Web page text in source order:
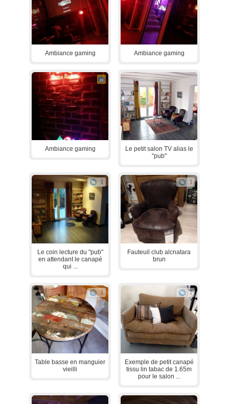
Ambiance gaming Ambiance gaming
Ambiance gaming
Le petit salon TV alias le
"pub"
1
Le coin lecture du "pub"
en attendant le canapé
qui ...
1
Fauteuil club alcnatara
brun
1
Table basse en manguier
vieilli
1
Exemple de petit canapé
tissu lin tabac de 1.65m
pour le salon ...